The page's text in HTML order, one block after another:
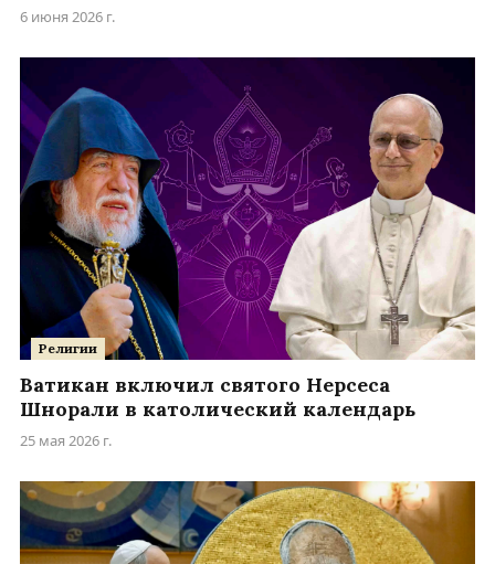
6 июня 2026 г.
Религии
Ватикан включил святого Нерсеса
Шнорали в католический календарь
25 мая 2026 г.